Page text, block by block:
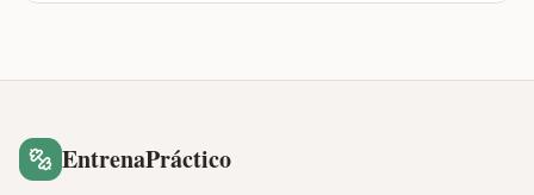
EntrenaPráctico